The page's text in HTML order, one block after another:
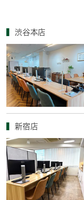
渋谷本店
新宿店